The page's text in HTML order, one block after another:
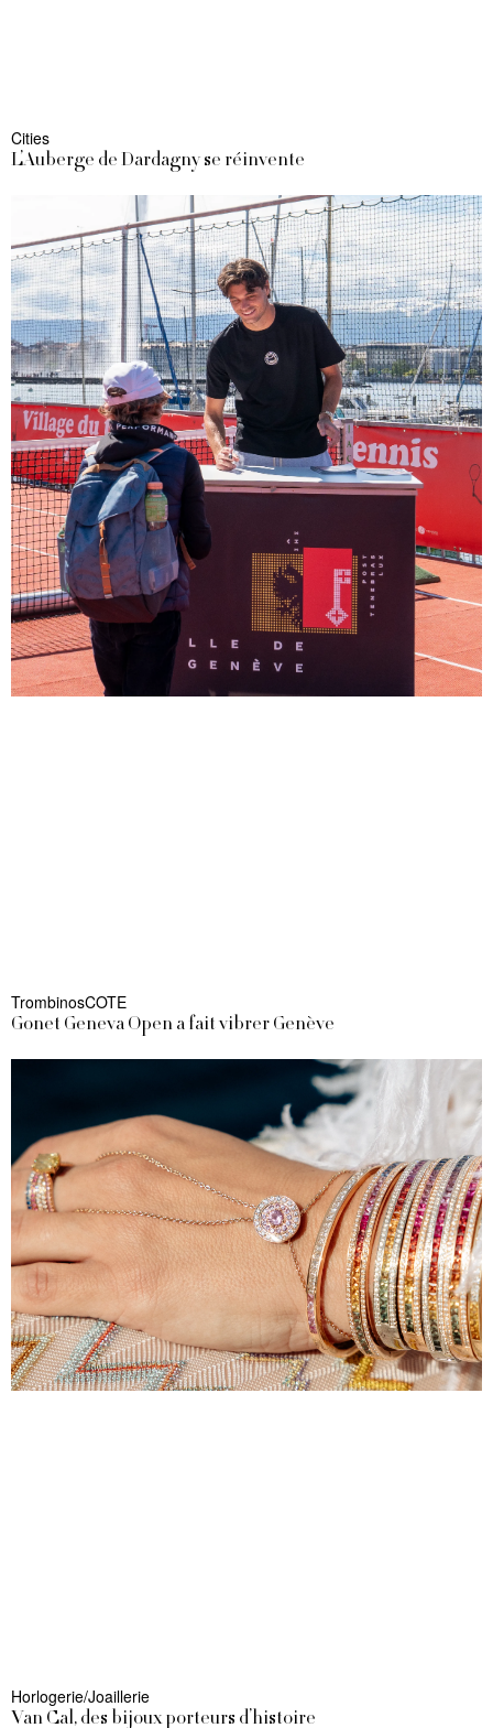
Cities
L’Auberge de Dardagny se réinvente
TrombinosCOTE
Gonet Geneva Open a fait vibrer Genève
Horlogerie/Joaillerie
Van Cal, des bijoux porteurs d’histoire